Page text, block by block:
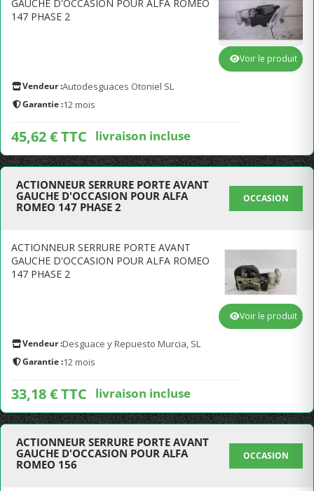
GAUCHE D'OCCASION POUR ALFA ROMEO
147 PHASE 2
Vendeur :Autodesguaces Otoniel SL
Garantie :12 mois
45,62 € TTC livraison incluse
Voir le produit
ACTIONNEUR SERRURE PORTE AVANT
GAUCHE D'OCCASION POUR ALFA
ROMEO 147 PHASE 2
OCCASION
ACTIONNEUR SERRURE PORTE AVANT
GAUCHE D'OCCASION POUR ALFA ROMEO
147 PHASE 2
Vendeur :Desguace y Repuesto Murcia, SL
Garantie :12 mois
33,18 € TTC livraison incluse
Voir le produit
ACTIONNEUR SERRURE PORTE AVANT
GAUCHE D'OCCASION POUR ALFA
ROMEO 156
OCCASION